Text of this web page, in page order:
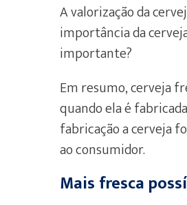
A valorização da
importância da
importante?
Em resumo, cerveja
quando ela é
fabricação a cerveja
ao consumidor.
Mais fresca